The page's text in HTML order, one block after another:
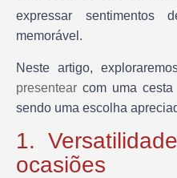
expressar sentimentos
memorável.
Neste artigo,
presentear com uma
sendo uma escolha
1.
ocasiões